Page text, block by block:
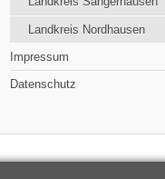
Landkreis Nordhausen
Impressum
Datenschutz